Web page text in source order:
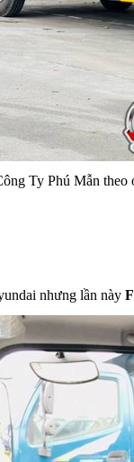
Ty Phú Mẫn
nhưng lần này